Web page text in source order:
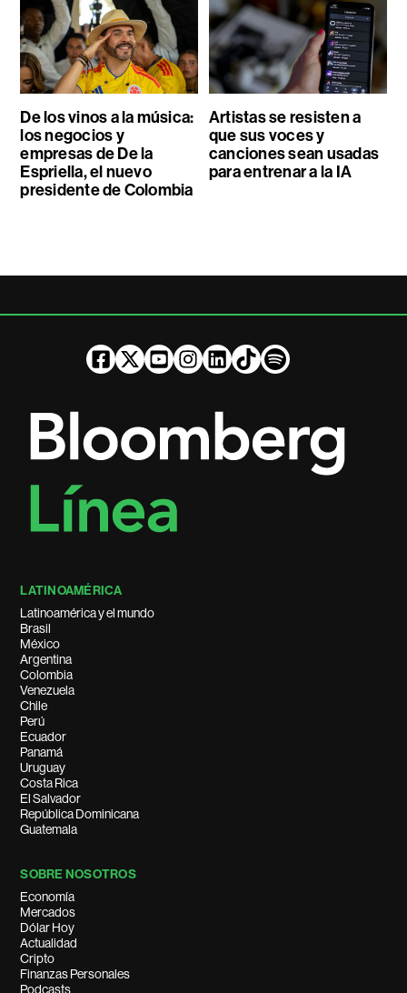
De los vinos a la música:
los negocios y
empresas de De la
Espriella, el nuevo
presidente de Colombia
Artistas se resisten a
que sus voces y
canciones sean usadas
para entrenar a la IA
LATINOAMÉRICA
Latinoamérica y el mundo
Brasil
México
Argentina
Colombia
Venezuela
Chile
Perú
Ecuador
Panamá
Uruguay
Costa Rica
El Salvador
República Dominicana
Guatemala
SOBRE NOSOTROS
Economía
Mercados
Dólar Hoy
Actualidad
Cripto
Finanzas Personales
Podcasts